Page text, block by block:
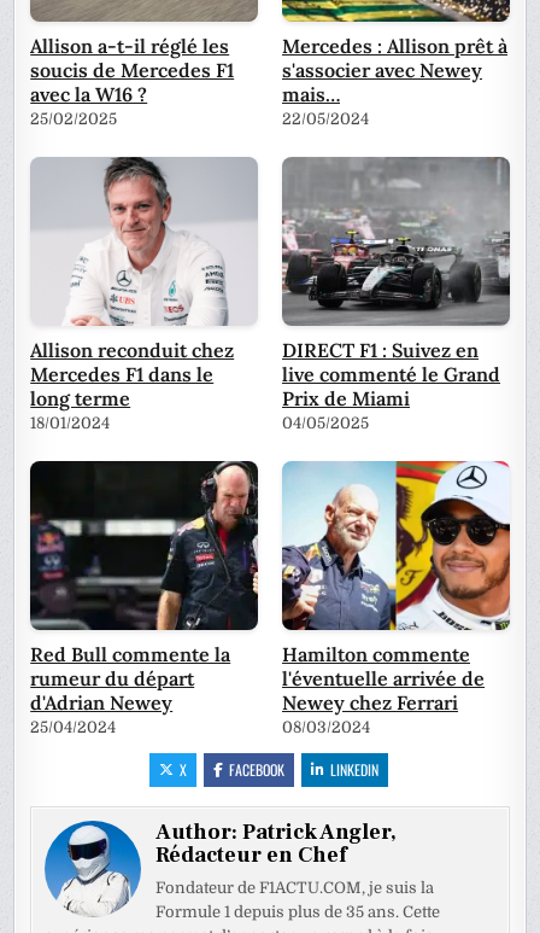
Allison a-t-il réglé les
soucis de Mercedes F1
avec la W16 ?
25/02/2025
Mercedes : Allison prêt à
s'associer avec Newey
mais…
22/05/2024
Allison reconduit chez
Mercedes F1 dans le
long terme
18/01/2024
DIRECT F1 : Suivez en
live commenté le Grand
Prix de Miami
04/05/2025
Red Bull commente la
rumeur du départ
d'Adrian Newey
25/04/2024
Hamilton commente
l'éventuelle arrivée de
Newey chez Ferrari
08/03/2024
X FACEBOOK LINKEDIN
Author:Patrick Angler,
Rédacteur en Chef
Fondateur de F1ACTU.COM, je suis la
Formule 1 depuis plus de 35 ans. Cette